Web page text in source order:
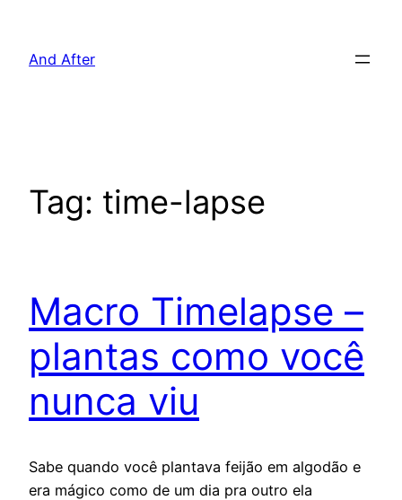
And After
Tag: time-lapse
Macro Timelapse –
plantas como você
nunca viu
Sabe quando você plantava feijão em algodão e
era mágico como de um dia pra outro ela